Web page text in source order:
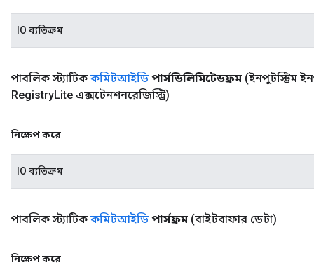
IO ব্যতিক্রম
পাবলিক স্ট্যাটিক কমিটআইডি পার্সডিলিমিটেডফ্রম (ইনপুটস্ট্রিম
RegistryLite এক্সটেনশনরেজিস্ট্রি)
নিক্ষেপ করে
IO ব্যতিক্রম
পাবলিক স্ট্যাটিক কমিটআইডি পার্সফ্রম (বাইটবাফার ডেটা)
নিক্ষেপ করে